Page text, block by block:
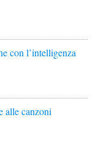
con l’intelligenza
alle canzoni